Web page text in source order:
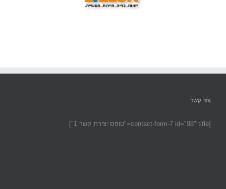
צור קשר
[contact-form-7 id="98" title="טופס יצירת קשר 1"]